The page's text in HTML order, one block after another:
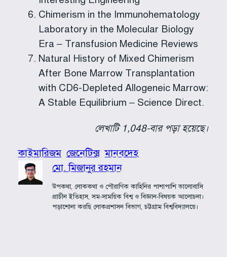
Chimerism in the Immunohematology
Laboratory in the Molecular Biology
Era – Transfusion Medicine Reviews
Natural History of Mixed Chimerism
After Bone Marrow Transplantation
with CD6-Depleted Allogeneic Marrow:
A Stable Equilibrium – Science Direct.
লেখাটি 1,048-বার পড়া হয়েছে।
কাইমারিজম জেনেটিক্স মানবদেহ
মো. মিজানুর রহমান
উপকথা, লোককথা ও পৌরাণিক কাহিনির পাশাপাশি ভালোবাসি
প্রাচীন ইতিহাস, সম-সাময়িক বিশ্ব ও বিজ্ঞান-বিষয়ক আলোচনা।
পড়াশোনা করছি লোকপ্রশাসন বিভাগ, চট্টগ্রাম বিশ্ববিদ্যালয়ে।